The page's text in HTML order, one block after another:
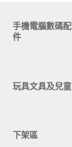
手機電腦數碼配
件
玩具文具及兒童
下架區